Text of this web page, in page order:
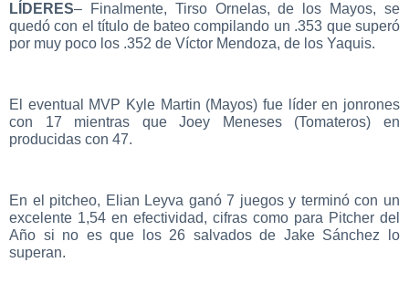
LÍDERES– Finalmente, Tirso Ornelas, de los Mayos, se
quedó con el título de bateo compilando un .353 que superó
por muy poco los .352 de Víctor Mendoza, de los Yaquis.
El eventual MVP Kyle Martin (Mayos) fue líder en jonrones
con 17 mientras que Joey Meneses (Tomateros) en
producidas con 47.
En el pitcheo, Elian Leyva ganó 7 juegos y terminó con un
excelente 1,54 en efectividad, cifras como para Pitcher del
Año si no es que los 26 salvados de Jake Sánchez lo
superan.